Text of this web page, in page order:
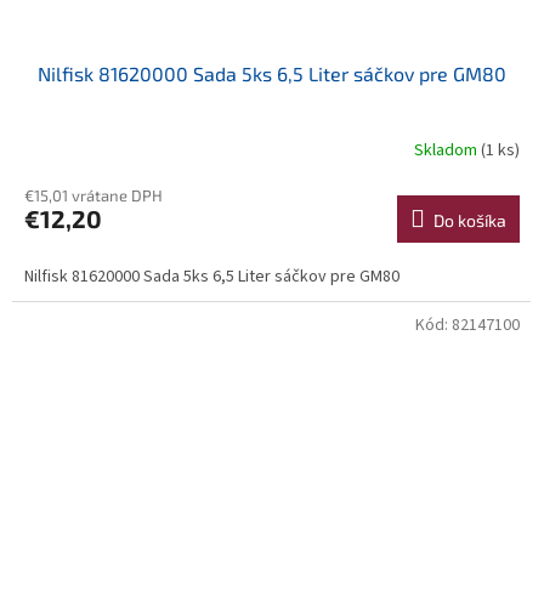
Nilfisk 81620000 Sada 5ks 6,5 Liter sáčkov pre GM80
Skladom (1 ks)
€15,01 vrátane DPH
€12,20 Do košíka
Nilfisk 81620000 Sada 5ks 6,5 Liter sáčkov pre GM80
Kód: 82147100